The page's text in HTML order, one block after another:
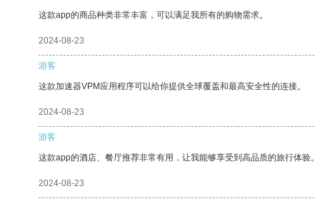
这款app的商品种类非常丰富，可以满足我所有的购物需求。
2024-08-23
游客
这款加速器VPM应用程序可以给你提供全球覆盖和最高安全性的连接。
2024-08-23
游客
这款app的酒店、餐厅推荐非常有用，让我能够享受到高品质的旅行体验。
2024-08-23